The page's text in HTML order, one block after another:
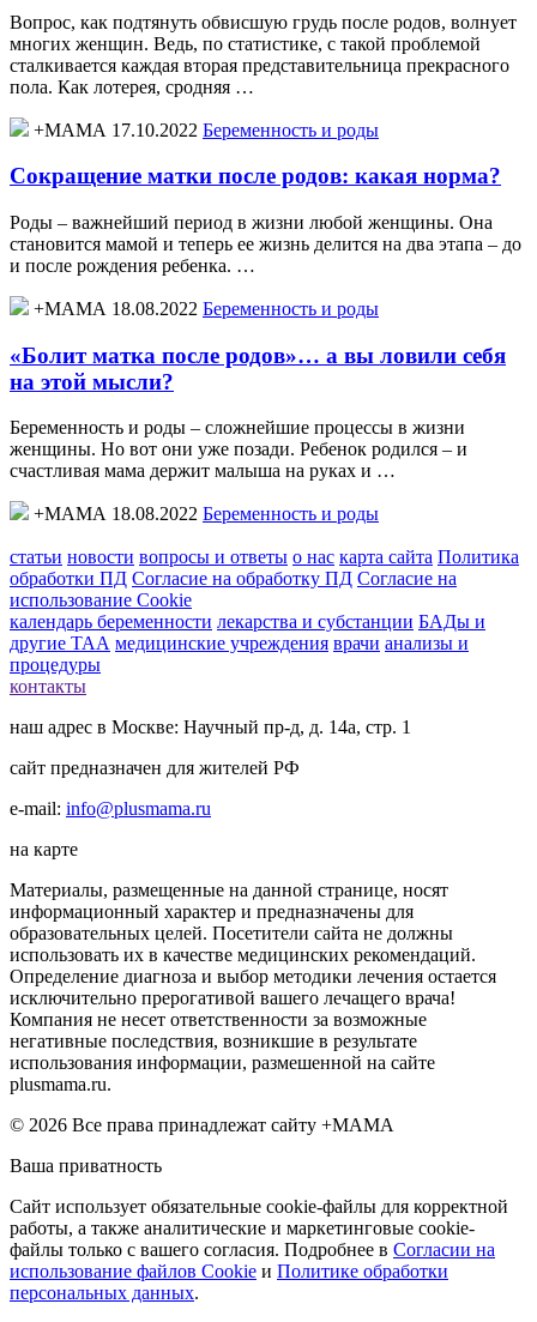
Вопрос, как подтянуть обвисшую грудь после родов, волнует
многих женщин. Ведь, по статистике, с такой проблемой
сталкивается каждая вторая представительница прекрасного
пола. Как лотерея, сродняя …
+МАМА 17.10.2022 Беременность и роды
Сокращение матки после родов: какая норма?
Роды – важнейший период в жизни любой женщины. Она
становится мамой и теперь ее жизнь делится на два этапа – до
и после рождения ребенка. …
+МАМА 18.08.2022 Беременность и роды
«Болит матка после родов»… а вы ловили себя
на этой мысли?
Беременность и роды – сложнейшие процессы в жизни
женщины. Но вот они уже позади. Ребенок родился – и
счастливая мама держит малыша на руках и …
+МАМА 18.08.2022 Беременность и роды
статьи новости вопросы и ответы о нас карта сайта Политика
обработки ПД Согласие на обработку ПД Согласие на
использование Cookie
календарь беременности лекарства и субстанции БАДы и
другие ТАА медицинские учреждения врачи анализы и
процедуры
контакты
наш адрес в Москве: Научный пр-д, д. 14а, стр. 1
сайт предназначен для жителей РФ
e-mail: info@plusmama.ru
на карте
Материалы, размещенные на данной странице, носят
информационный характер и предназначены для
образовательных целей. Посетители сайта не должны
использовать их в качестве медицинских рекомендаций.
Определение диагноза и выбор методики лечения остается
исключительно прерогативой вашего лечащего врача!
Компания не несет ответственности за возможные
негативные последствия, возникшие в результате
использования информации, размешенной на сайте
plusmama.ru.
© 2026 Все права принадлежат сайту +МАМА
Ваша приватность
Сайт использует обязательные cookie-файлы для корректной
работы, а также аналитические и маркетинговые cookie-
файлы только с вашего согласия. Подробнее в Согласии на
использование файлов Cookie и Политике обработки
персональных данных.